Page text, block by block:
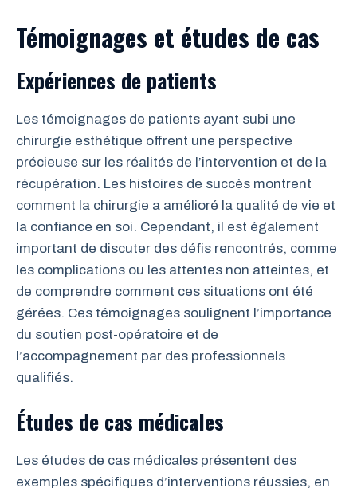
Témoignages et études de cas
Expériences de patients
Les témoignages de patients ayant subi une
chirurgie esthétique offrent une perspective
précieuse sur les réalités de l’intervention et de la
récupération. Les histoires de succès montrent
comment la chirurgie a amélioré la qualité de vie et
la confiance en soi. Cependant, il est également
important de discuter des défis rencontrés, comme
les complications ou les attentes non atteintes, et
de comprendre comment ces situations ont été
gérées. Ces témoignages soulignent l’importance
du soutien post-opératoire et de
l’accompagnement par des professionnels
qualifiés.
Études de cas médicales
Les études de cas médicales présentent des
exemples spécifiques d’interventions réussies, en